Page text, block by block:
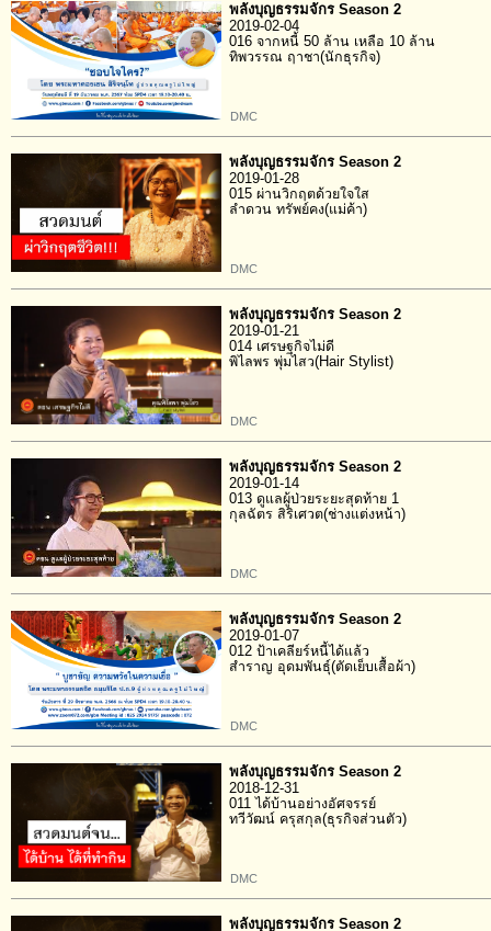
พลังบุญธรรมจักร Season 2
2019-02-04
016 จากหนี้ 50 ล้าน เหลือ 10 ล้าน
ทิพวรรณ ฤาชา(นักธุรกิจ)
DMC
พลังบุญธรรมจักร Season 2
2019-01-28
015 ผ่านวิกฤตด้วยใจใส
ลำดวน ทรัพย์คง(แม่ค้า)
DMC
พลังบุญธรรมจักร Season 2
2019-01-21
014 เศรษฐกิจไม่ดี
พิไลพร พุ่มไสว(Hair Stylist)
DMC
พลังบุญธรรมจักร Season 2
2019-01-14
013 ดูแลผู้ป่วยระยะสุดท้าย 1
กุลฉัตร สิริเศวต(ช่างแต่งหน้า)
DMC
พลังบุญธรรมจักร Season 2
2019-01-07
012 ป้าเคลียร์หนี้ได้แล้ว
สำราญ อุดมพันธุ์(ตัดเย็บเสื้อผ้า)
DMC
พลังบุญธรรมจักร Season 2
2018-12-31
011 ได้บ้านอย่างอัศจรรย์
ทวีวัฒน์ ครุสกุล(ธุรกิจส่วนตัว)
DMC
พลังบุญธรรมจักร Season 2